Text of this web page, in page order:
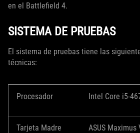
en el Battlefield 4.
SISTEMA DE PRUEBAS
El sistema de pruebas tiene las
técnicas:
Procesador Intel Core i5-
Tarjeta Madre ASUS Maximus